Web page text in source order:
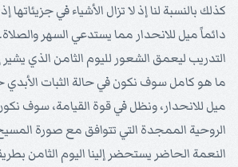
كذلك بالنسبة لنا إذ لا تزال الأشياء في
دائماً ميل للانحدار مما يستدعي السهر
التدريب ليعمق الشعور لليوم الثامن الذي
ما هو كامل سوف نكون في حالة الثبات
ميل للانحدار، ونظل في قوة القيامة، سوف
الروحية الممجدة التي تتوافق مع صورة
النعمة الحاضر يستحضر إلينا اليوم الثامن